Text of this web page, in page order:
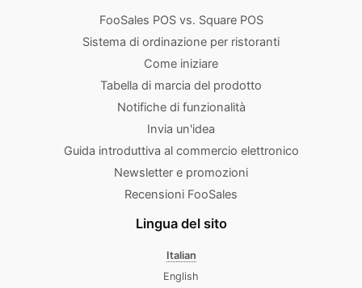
FooSales POS vs. Square POS
Sistema di ordinazione per ristoranti
Come iniziare
Tabella di marcia del prodotto
Notifiche di funzionalità
Invia un'idea
Guida introduttiva al commercio elettronico
Newsletter e promozioni
Recensioni FooSales
Lingua del sito
Italian
English